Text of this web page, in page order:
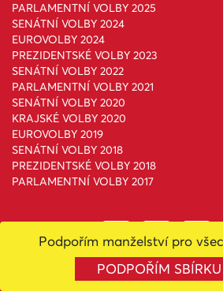
PARLAMENTNÍ VOLBY 2025
SENÁTNÍ VOLBY 2024
EUROVOLBY 2024
PREZIDENTSKÉ VOLBY 2023
SENÁTNÍ VOLBY 2022
PARLAMENTNÍ VOLBY 2021
SENÁTNÍ VOLBY 2020
KRAJSKÉ VOLBY 2020
EUROVOLBY 2019
SENÁTNÍ VOLBY 2018
PREZIDENTSKÉ VOLBY 2018
PARLAMENTNÍ VOLBY 2017
Podpořím manželství pro
PODPOŘÍM SBÍRKU